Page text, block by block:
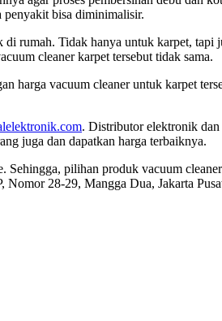
penyakit bisa diminimalisir.
rumah. Tidak hanya untuk karpet,
cleaner karpet tersebut tidak sama.
vacuum cleaner untuk karpet
. Distributor elektronik
juga dan dapatkan harga terbaiknya.
pilihan produk vacuum
Nomor 28-29, Mangga Dua, Jakarta